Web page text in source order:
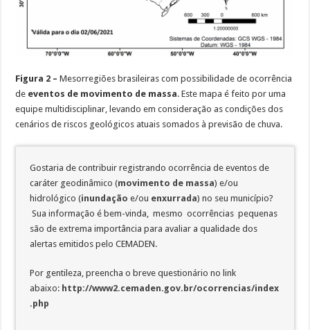
Figura 2 – Mesorregiões brasileiras com possibilidade de ocorrência
de eventos de movimento de massa. Este mapa é feito por uma
equipe multidisciplinar, levando em consideração as condições dos
cenários de riscos geológicos atuais somados à previsão de chuva.
Gostaria de contribuir registrando ocorrência de eventos de
caráter geodinâmico (movimento de massa) e/ou
hidrológico (inundaçãoe/ou enxurrada) no seu município?
Sua informação é bem-vinda, mesmo ocorrências pequenas
são de extrema importância para avaliar a qualidade dos
alertas emitidos pelo CEMADEN.
Por gentileza, preencha o breve questionário no link
abaixo: http://www2.cemaden.gov.br/ocorrencias/index
.php